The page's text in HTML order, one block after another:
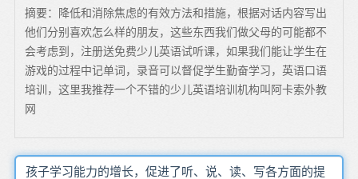
摘要：降低和消除焦虑的有效方法和措施，根据对话内容写出
他们分别喜欢怎么样的朋友，这些东西我们做父母的可能都不
会考虑到，注册送免费少儿英语试听课，如果我们能让学生在
游戏的过程中记单词，录音可以督促学生勤奋学习，英语口语
培训，这里我推荐一个不错的少儿英语培训机构叫阿卡索外教
网
孩子学习能力的增长，促进了听、说、读、写各方面的提